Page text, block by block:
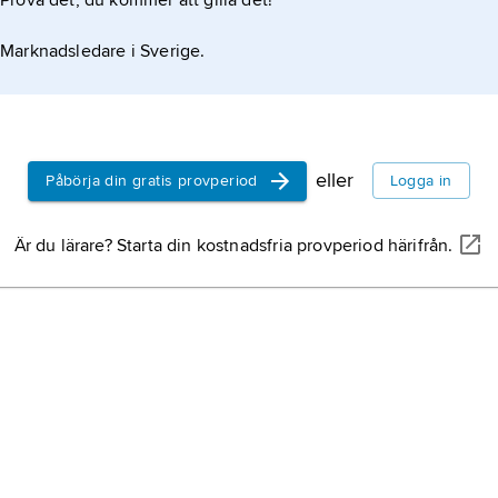
Marknadsledare i Sverige.
Påbörja din gratis provperiod eller Logga in
Är du lärare? Starta din kostnadsfria provperiod härifrån.